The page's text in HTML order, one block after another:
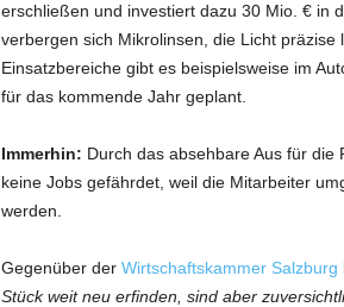
erschließen und investiert dazu 30 Mio. € in
verbergen sich Mikrolinsen, die Licht
Einsatzbereiche gibt es beispielsweise im
für das kommende Jahr geplant.
Immerhin: Durch das absehbare Aus für die
keine Jobs gefährdet, weil die Mitarbeiter
werden.
Gegenüber der Wirtschaftskammer Salzburg
Stück weit neu erfinden, sind aber